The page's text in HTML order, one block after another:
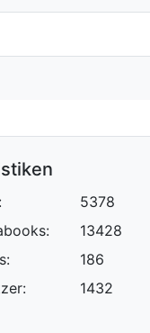
5378
13428
186
1432